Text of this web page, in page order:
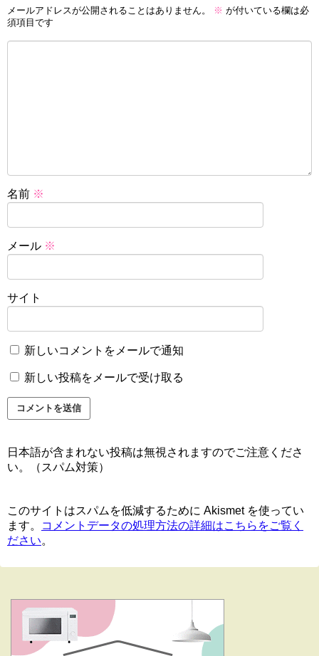
メールアドレスが公開されることはありません。 ※ が付いている欄は必
須項目です
名前 ※
メール ※
サイト
新しいコメントをメールで通知
新しい投稿をメールで受け取る
日本語が含まれない投稿は無視されますのでご注意くださ
い。（スパム対策）
このサイトはスパムを低減するために Akismet を使ってい
ます。
コメントデータの処理方法の詳細はこちらをご覧く
ださい。